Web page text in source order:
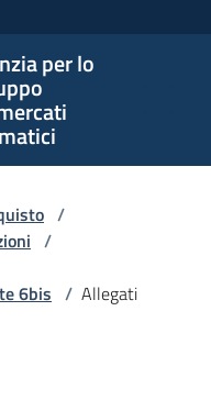
per lo
/
/
6bis / Allegati